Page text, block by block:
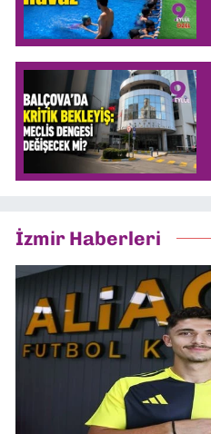
İzmir Haberleri